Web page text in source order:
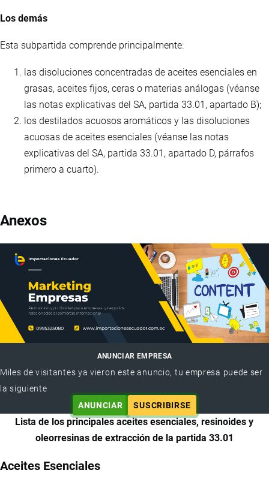
Los demás
Esta subpartida comprende principalmente:
las disoluciones concentradas de aceites esenciales en
grasas, aceites fijos, ceras o materias análogas (véanse
las notas explicativas del SA, partida 33.01, apartado B);
los destilados acuosos aromáticos y las disoluciones
acuosas de aceites esenciales (véanse las notas
explicativas del SA, partida 33.01, apartado D, párrafos
primero a cuarto).
Anexos
ANUNCIAR EMPRESA
Miles de visitantes ya vieron este anuncio, tu empresa puede ser
la siguiente
ANUNCIAR
SUSCRIBIRSE
Lista de los principales aceites esenciales, resinoides y
oleorresinas de extracción de la partida 33.01
Aceites Esenciales